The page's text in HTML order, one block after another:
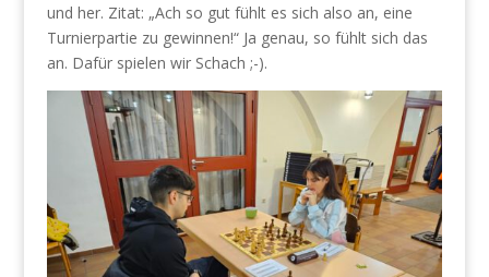
und her. Zitat: „Ach so gut fühlt es sich also an, eine
Turnierpartie zu gewinnen!“ Ja genau, so fühlt sich das
an. Dafür spielen wir Schach ;-).